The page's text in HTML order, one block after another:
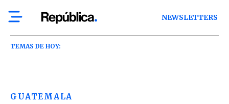
NEWSLETTERS
TEMAS DE HOY:
GUATEMALA